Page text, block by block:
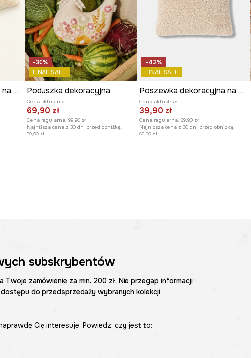
Poszewka dekoracyjna na poduszkę 45 x 45 cm
-30%
FINAL SALE
Poduszka dekoracyjna
Cena aktualna:
69,90 zł
Cena regularna: 99,90 zł
Najniższa cena z 30 dni przed obniżką:
99,90 zł
-42%
FINAL SALE
Poszewka dekoracyjna na poduszkę 45 x 45 cm
Cena aktualna:
39,90 zł
Cena regularna: 69,90 zł
Najniższa cena z 30 dni przed obniżką:
69,90 zł
subskrybentów
zamówienie za min. 200 zł. Nie przegap informacji
do przedsprzedaży wybranych kolekcji
Cię interesuje. Powiedz, czy jest to: